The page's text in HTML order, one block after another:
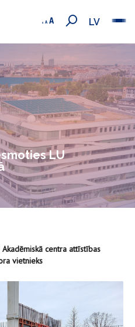
LV
LU
Akadēmiskā centra attīstības
vietnieks